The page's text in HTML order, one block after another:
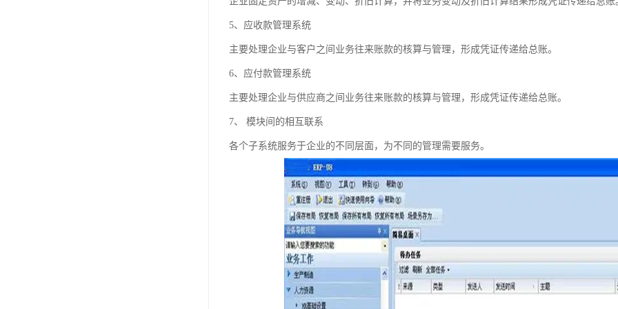
5、应收款管理系统
主要处理企业与客户之间业务往来账款的核算与管理，形成凭证传递给总账。
6、应付款管理系统
主要处理企业与供应商之间业务往来账款的核算与管理，形成凭证传递给总账。
7、 模块间的相互联系
各个子系统服务于企业的不同层面，为不同的管理需要服务。